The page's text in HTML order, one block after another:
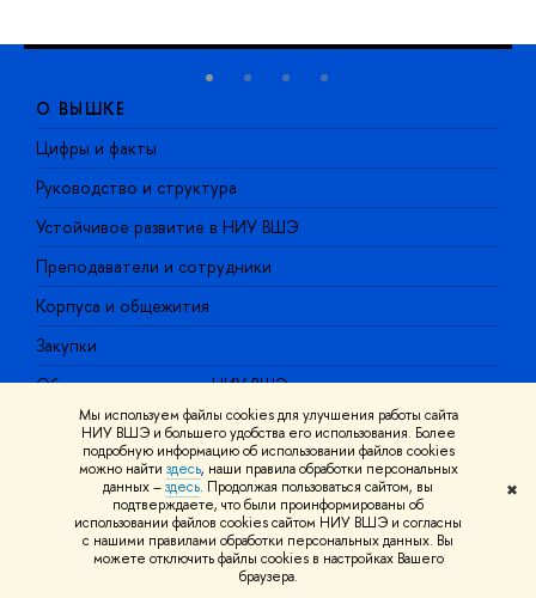
Мы используем файлы cookies для улучшения работы сайта
НИУ ВШЭ и большего удобства его использования. Более
подробную информацию об использовании файлов cookies
можно найти здесь, наши правила обработки персональных
данных –здесь. Продолжая пользоваться сайтом, вы
подтверждаете, что были проинформированы об
использовании файлов cookies сайтом НИУ ВШЭ и согласны
с нашими правилами обработки персональных данных. Вы
можете отключить файлы cookies в настройках Вашего
браузера.
✖
О ВЫШКЕ
Цифры и факты
Руководство и структура
Устойчивое развитие в НИУ ВШЭ
Преподаватели и сотрудники
Корпуса и общежития
Закупки
Обращения граждан в НИУ ВШЭ
Фонд целевого капитала
Противодействие коррупции
Сведения о доходах, расходах, об имуществе и
обязательствах имущественного характера
Сведения об образовательной организации